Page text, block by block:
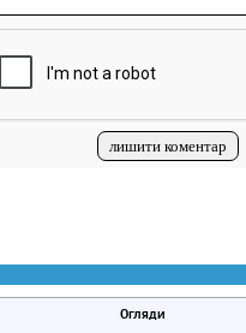
Огляди